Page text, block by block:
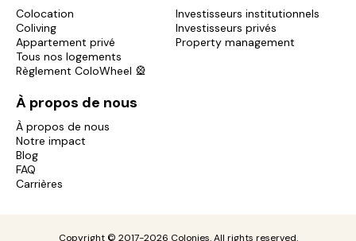
Colocation
Coliving
Appartement privé
Tous nos logements
Règlement ColoWheel 🎡
Investisseurs institutionnels
Investisseurs privés
Property management
À propos de nous
À propos de nous
Notre impact
Blog
FAQ
Carrières
Copyright © 2017-2026 Colonies. All rights reserved.